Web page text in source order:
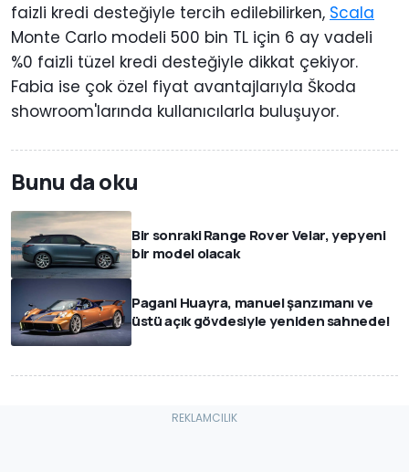
faizli kredi desteğiyle tercih edilebilirken, Scala
Monte Carlo modeli 500 bin TL için 6 ay vadeli
%0 faizli tüzel kredi desteğiyle dikkat çekiyor.
Fabia ise çok özel fiyat avantajlarıyla Škoda
showroom'larında kullanıcılarla buluşuyor.
Bunu da oku
Bir sonraki Range Rover Velar, yepyeni
bir model olacak
Pagani Huayra, manuel şanzımanı ve
üstü açık gövdesiyle yeniden sahnede!